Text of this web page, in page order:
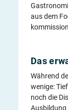
aus dem
Das
Während
wenige:
noch die
Ausbildung